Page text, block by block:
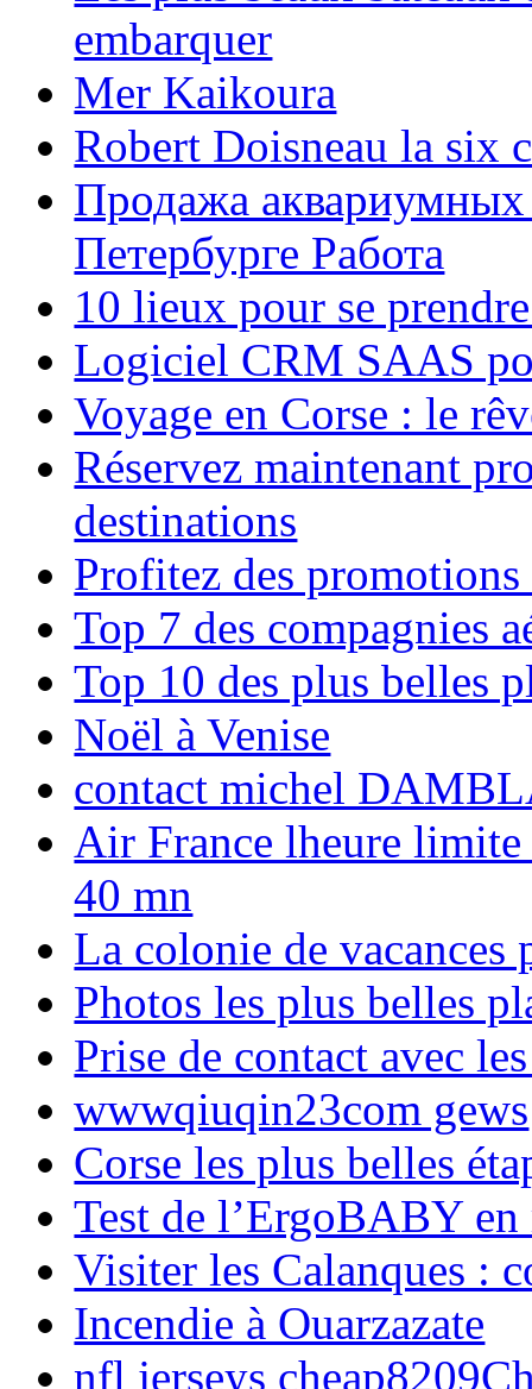
embarquer
Mer Kaikoura
Robert Doisneau la six
Продажа аквариумных
Петербурге Работа
10 lieux pour se
Logiciel CRM SAAS
Voyage en Corse : le
Réservez maintenant
destinations
Profitez des
Top 7 des compagnies
Top 10 des plus belles
Noël à Venise
contact michel
Air France lheure limite
40 mn
La colonie de vacances
Photos les plus belles
Prise de contact avec
wwwqiuqin23com gews
Corse les plus belles
Test de l’ErgoBABY en
Visiter les Calanques :
Incendie à Ouarzazate
nfl jerseys